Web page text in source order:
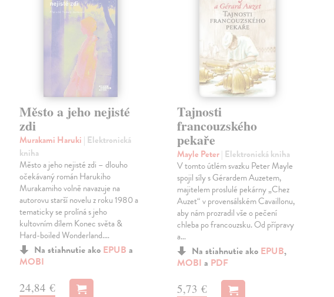
Město a jeho nejisté
zdi
Murakami Haruki | Elektronická
kniha
Město a jeho nejisté zdi – dlouho
očekávaný román Harukiho
Murakamiho volně navazuje na
autorovu starší novelu z roku 1980 a
tematicky se prolíná s jeho
kultovním dílem Konec světa &
Hard-boiled Wonderland.…
Na stiahnutie ako EPUB a
MOBI
24,84 €
Tajnosti
francouzského
pekaře
Mayle Peter| Elektronická kniha
V tomto útlém svazku Peter Mayle
spojil síly s Gérardem Auzetem,
majitelem proslulé pekárny „Chez
Auzet“ v provensálském Cavaillonu,
aby nám prozradil vše o pečení
chleba po francouzsku. Od přípravy
a…
Na stiahnutie ako EPUB,
MOBI a PDF
5,73 €